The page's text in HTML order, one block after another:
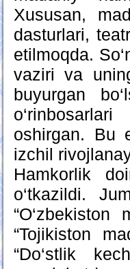
Xususan,
dasturlari,
etilmoqda.
vaziri va
buyurgan
oshirgan. Bu
izchil
Hamkorlik
o‘tkazildi.
“Tojikiston
“Do‘stlik